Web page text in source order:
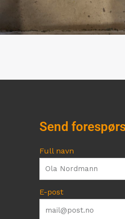
Send
Full navn
E-post